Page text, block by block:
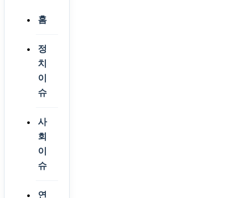
홈
정
치
이
슈
사
회
이
슈
연